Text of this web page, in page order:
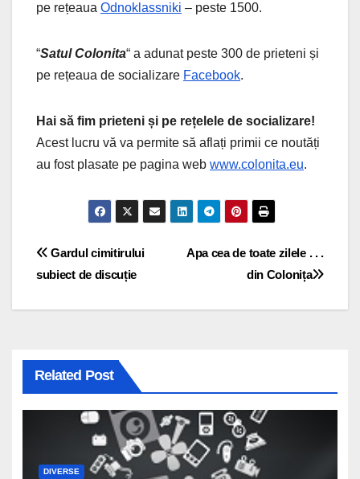
pe rețeaua Odnoklassniki – peste 1500.
“Satul Colonita“ a adunat peste 300 de prieteni și
pe rețeaua de socializare Facebook.
Hai să fim prieteni și pe rețelele de socializare!
Acest lucru vă va permite să aflați primii ce noutăți
au fost plasate pe pagina web www.colonita.eu.
Navigare
Apa cea de toate zilele . . .
din Colonița
Gardul cimitirului
subiect de discuție
Related Post
DIVERSE